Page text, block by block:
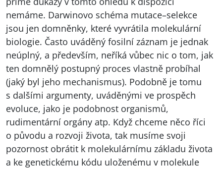
nemáme. Darwinovo schéma mutace–selekce
jsou jen domněnky, které vyvrátila molekulární
biologie. Často uváděný fosilní záznam je jednak
neúplný, a především, neříká vůbec nic o tom, jak
ten domnělý postupný proces vlastně probíhal
(jaký byl jeho mechanismus). Podobně je tomu
s dalšími argumenty, uváděnými ve prospěch
evoluce, jako je podobnost organismů,
rudimentární orgány atp. Když chceme něco říci
o původu a rozvoji života, tak musíme svoji
pozornost obrátit k molekulárnímu základu života
a ke genetickému kódu uloženému v molekule